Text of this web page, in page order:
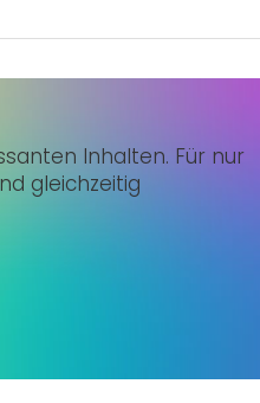
Inhalten. Für nur
gleichzeitig